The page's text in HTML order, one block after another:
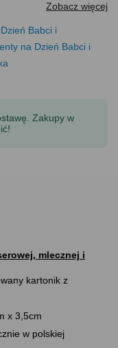
Zobacz więcej
Babci i
na Dzień Babci i
Zakupy w
mlecznej i
kartonik z
x 3,5cm
w polskiej